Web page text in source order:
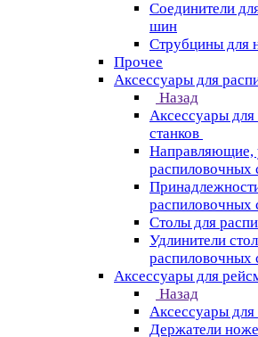
Соединители
шин
Струбцины для
Прочее
Аксессуары для
Назад
Аксессуары
станков
Направляющие,
распиловочных
распиловочных
Столы для
Удлинители
распиловочных
Аксессуары для
Назад
Аксессуары
Держатели